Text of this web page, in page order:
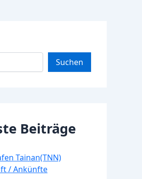
Suchen
Beiträge
Tainan(TNN)
/ Ankünfte